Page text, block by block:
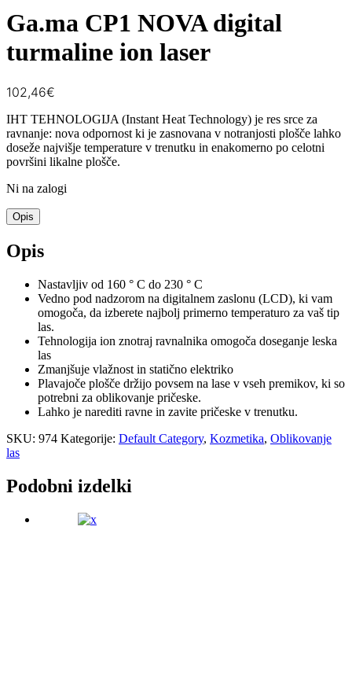
Ga.ma CP1 NOVA digital
turmaline ion laser
102,46€
IHT TEHNOLOGIJA (Instant Heat Technology) je res srce za
ravnanje: nova odpornost ki je zasnovana v notranjosti plošče lahko
doseže najvišje temperature v trenutku in enakomerno po celotni
površini likalne plošče.
Ni na zalogi
Opis
Opis
Nastavljiv od 160 ° C do 230 ° C
Vedno pod nadzorom na digitalnem zaslonu (LCD), ki vam
omogoča, da izberete najbolj primerno temperaturo za vaš tip
las.
Tehnologija ion znotraj ravnalnika omogoča doseganje leska
las
Zmanjšuje vlažnost in statično elektriko
Plavajoče plošče držijo povsem na lase v vseh premikov, ki so
potrebni za oblikovanje pričeske.
Lahko je narediti ravne in zavite pričeske v trenutku.
SKU: 974 Kategorije: Default Category, Kozmetika, Oblikovanje
las
Podobni izdelki